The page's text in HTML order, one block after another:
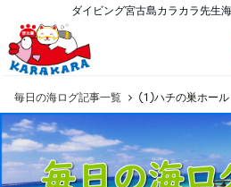
ダイビング宮古島カラカラ先生
毎日の海ログ記事一覧